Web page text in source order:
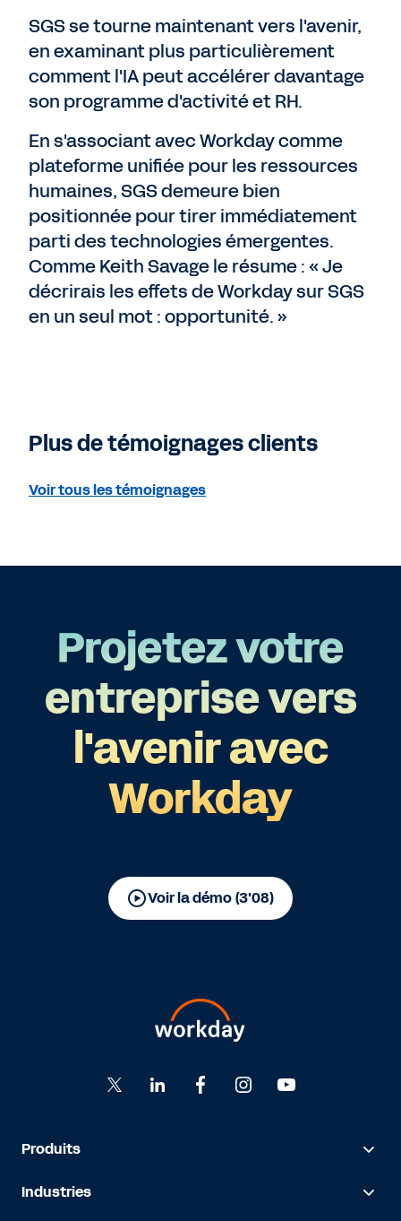
SGS se tourne maintenant vers l'avenir,
en examinant plus particulièrement
comment l'IA peut accélérer davantage
son programme d'activité et RH.
En s'associant avec Workday comme
plateforme unifiée pour les ressources
humaines, SGS demeure bien
positionnée pour tirer immédiatement
parti des technologies émergentes.
Comme Keith Savage le résume : « Je
décrirais les effets de Workday sur SGS
en un seul mot : opportunité. »
Plus de témoignages clients
Voir tous les témoignages
Projetez votre
entreprise vers
l'avenir avec
Workday
Voir la démo (3'08)
Produits
Industries